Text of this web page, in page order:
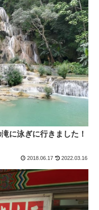
に泳ぎに行きました！
2018.06.17 2022.03.16